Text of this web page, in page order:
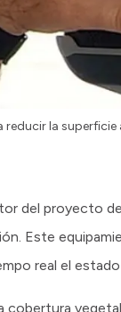
la
del proyecto
Este
real el